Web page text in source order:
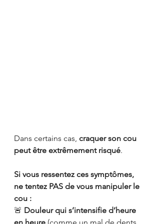
Dans certains cas, craquer son cou
peut être extrêmement risqué.
Si vous ressentez ces symptômes,
ne tentez PAS de vous manipuler le
cou :
🚨 Douleur qui s’intensifie d’heure